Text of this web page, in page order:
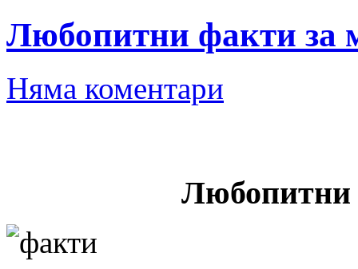
Любопитни факти за
Няма коментари
Любопитни